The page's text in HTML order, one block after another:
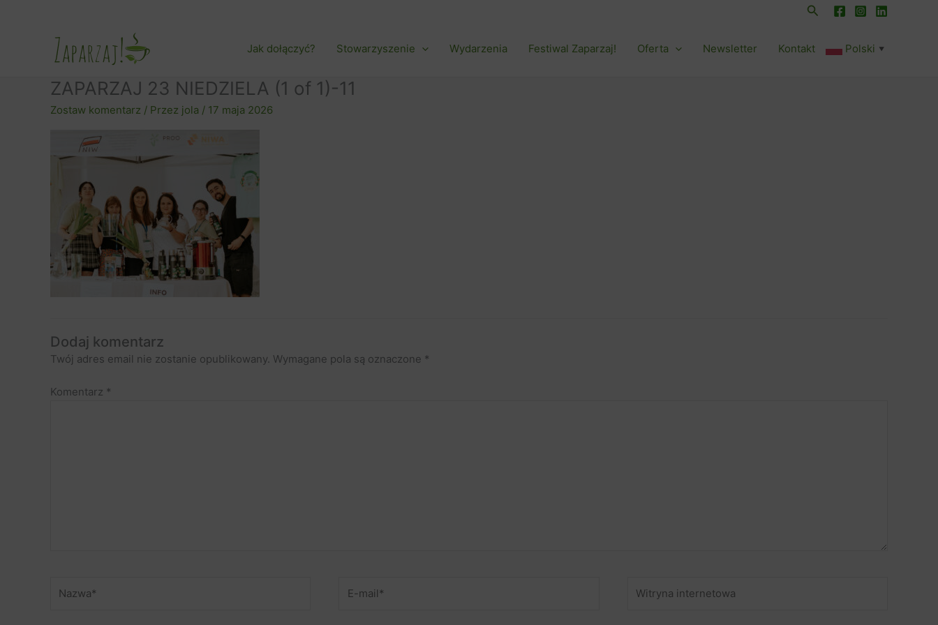
Szukaj
Jak dołączyć? Stowarzyszenie Wydarzenia Festiwal Zaparzaj! Oferta Newsletter Kontakt Polski ▼
ZAPARZAJ 23 NIEDZIELA (1 of 1)-11
Zostaw komentarz / Przez jola / 17 maja 2026
Dodaj komentarz
Twój adres email nie zostanie opublikowany. Wymagane pola są oznaczone *
Komentarz *
mail*
internetowa